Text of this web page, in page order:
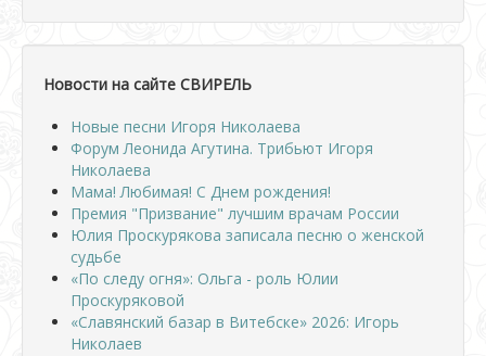
Новости на сайте СВИРЕЛЬ
Новые песни Игоря Николаева
Форум Леонида Агутина. Трибьют Игоря
Николаева
Мама! Любимая! С Днем рождения!
Премия "Призвание" лучшим врачам России
Юлия Проскурякова записала песню о женской
судьбе
«По следу огня»: Ольга - роль Юлии
Проскуряковой
«Славянский базар в Витебске» 2026: Игорь
Николаев